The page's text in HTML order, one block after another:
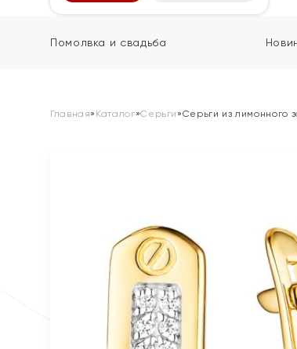
Помолвка и свадьба
Главная» Каталог»Серьги »Серьги из лимонного